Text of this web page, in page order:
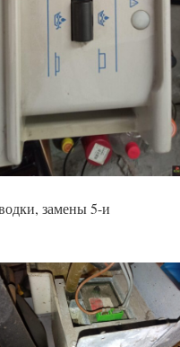
замены 5-и